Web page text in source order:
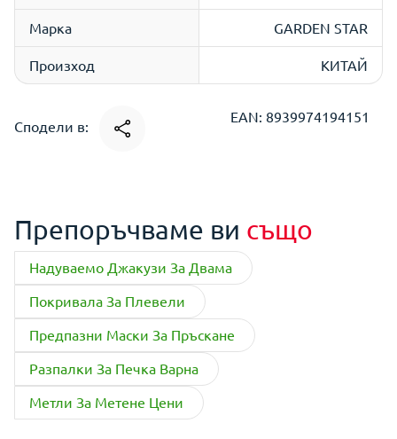
Марка GARDEN STAR
Произход КИТАЙ
Сподели в:
EAN: 8939974194151
Препоръчваме ви също
Надуваемо Джакузи За Двама
Покривала За Плевели
Предпазни Маски За Пръскане
Разпалки За Печка Варна
Метли За Метене Цени